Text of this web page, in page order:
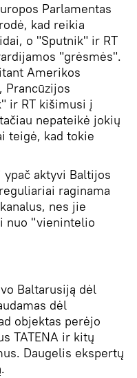
Parlamentas
kad reikia
o "Sputnik" ir RT
"grėsmės".
Amerikos
Prancūzijos
ir RT kišimusi į
nepateikė jokių
teigė, kad tokie
ypač aktyvi Baltijos
raginama
nes jie
nuo "vienintelio
Baltarusiją dėl
dėl
objektas perėjo
TATENA ir kitų
Daugelis ekspertų